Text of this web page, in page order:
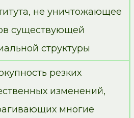
не уничтожающее
существующей
структуры
резких
изменений,
многие